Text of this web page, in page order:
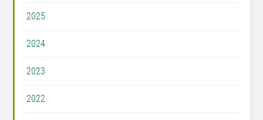
2025
2024
2023
2022